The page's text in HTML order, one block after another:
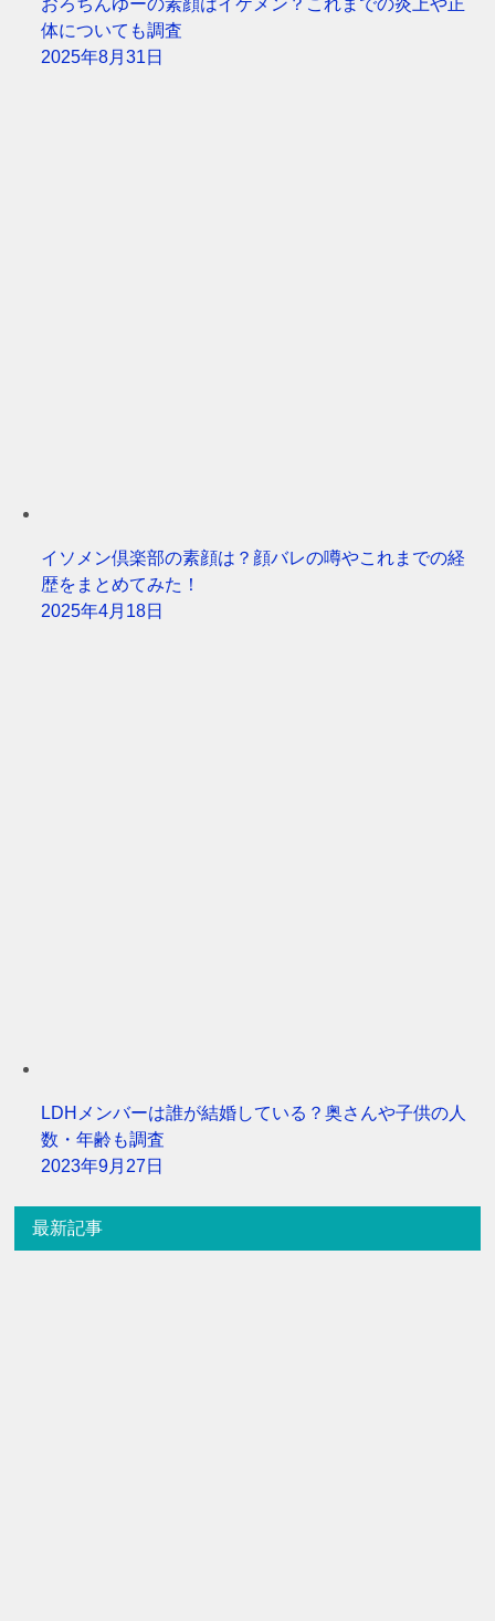
おろちんゆーの素顔はイケメン？これまでの炎上や正
体についても調査
2025年8月31日
イソメン倶楽部の素顔は？顔バレの噂やこれまでの経
歴をまとめてみた！
2025年4月18日
LDHメンバーは誰が結婚している？奥さんや子供の人
数・年齢も調査
2023年9月27日
最新記事